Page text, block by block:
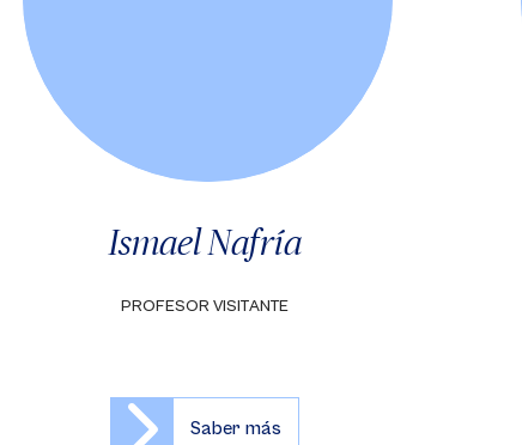
Ismael Nafría
PROFESOR VISITANTE
Saber más